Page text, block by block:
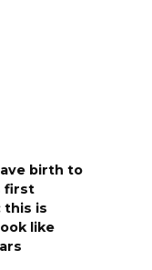
birth to
first
this is
like